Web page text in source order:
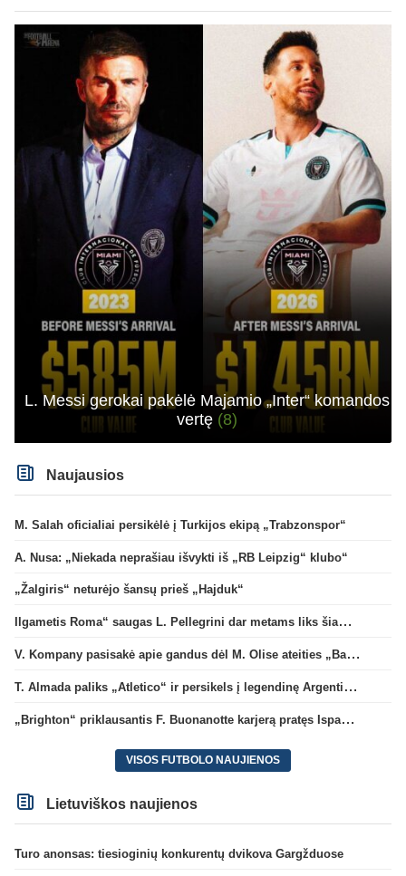
L. Messi gerokai pakėlė Majamio „Inter“ komandos
vertę (8)
Naujausios
M. Salah oficialiai persikėlė į Turkijos ekipą „Trabzonspor“
A. Nusa: „Niekada neprašiau išvykti iš „RB Leipzig“ klubo“
„Žalgiris“ neturėjo šansų prieš „Hajduk“
Ilgametis Roma“ saugas L. Pellegrini dar metams liks šiame klube
V. Kompany pasisakė apie gandus dėl M. Olise ateities „Bayern“ gretose
T. Almada paliks „Atletico“ ir persikels į legendinę Argentinos ekipą
„Brighton“ priklausantis F. Buonanotte karjerą pratęs Ispanijoje
VISOS FUTBOLO NAUJIENOS
Lietuviškos naujienos
Turo anonsas: tiesioginių konkurentų dvikova Gargžduose